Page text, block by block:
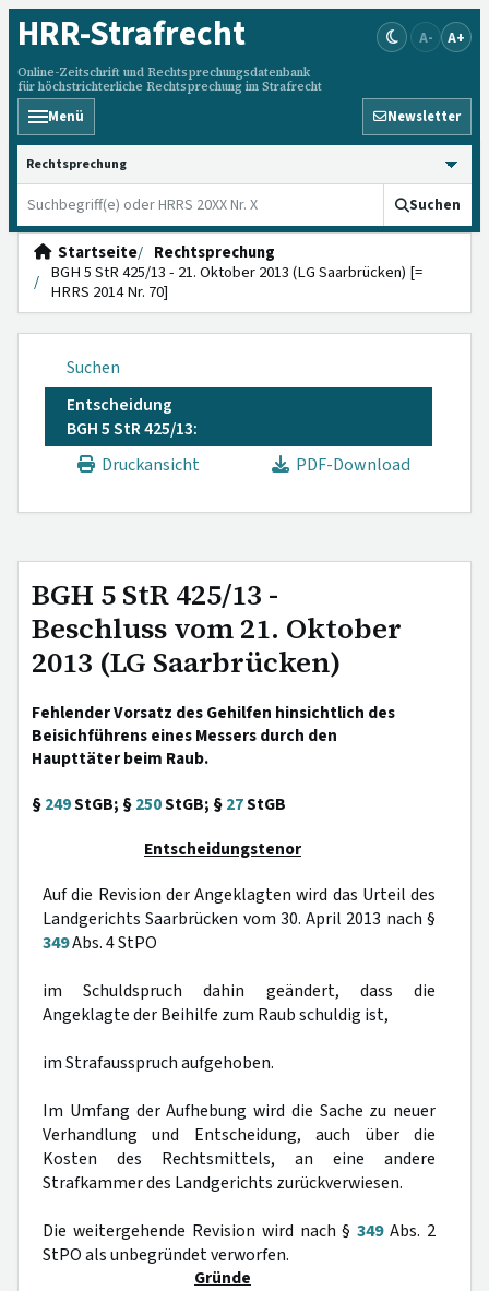
HRR-Strafrecht
Online-Zeitschrift und Rechtsprechungsdatenbank
für höchstrichterliche Rechtsprechung im Strafrecht
A- A+
Menü Newsletter
HRRS durchsuchen
Suchen
Startseite
Rechtsprechung
BGH 5 StR 425/13 - 21. Oktober 2013 (LG Saarbrücken) [=
HRRS 2014 Nr. 70]
Suchen
Entscheidung
BGH 5 StR 425/13:
Druckansicht
PDF-Download
BGH 5 StR 425/13 -
Beschluss vom 21. Oktober
2013 (LG Saarbrücken)
Fehlender Vorsatz des Gehilfen hinsichtlich des
Beisichführens eines Messers durch den
Haupttäter beim Raub.
§249StGB; §250StGB; §27StGB
Entscheidungstenor
Auf die Revision der Angeklagten wird das Urteil des
Landgerichts Saarbrücken vom 30. April 2013 nach §
349Abs. 4 StPO
im Schuldspruch dahin geändert, dass die
Angeklagte der Beihilfe zum Raub schuldig ist,
im Strafausspruch aufgehoben.
Im Umfang der Aufhebung wird die Sache zu neuer
Verhandlung und Entscheidung, auch über die
Kosten des Rechtsmittels, an eine andere
Strafkammer des Landgerichts zurückverwiesen.
Die weitergehende Revision wird nach §349Abs. 2
StPO als unbegründet verworfen.
Gründe